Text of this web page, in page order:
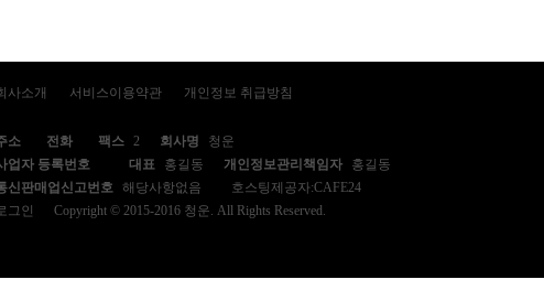
사소개 서비스이용약관 개인정보 취급방침
소 전화 팩스 2 회사명
청운
업자 등록번호
대표 홍길동 개인정보관리책임자
홍길동
신판매업신고번호 해당사항없음
호스팅제공자:CAFE24
그인
Copyright © 2015-2016 청운. All Rights Reserved.